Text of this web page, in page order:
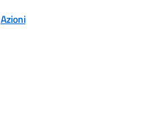
Azioni